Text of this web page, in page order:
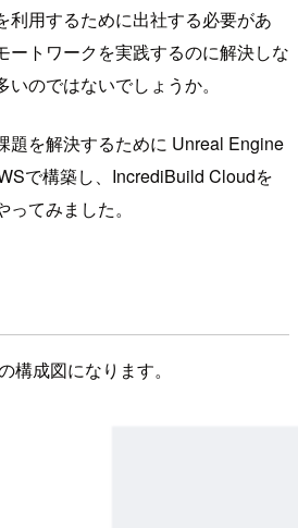
利用するために出社する必要があ
トワークを実践するのに解決しな
のではないでしょうか。
題を解決するために Unreal Engine
で構築し、IncrediBuild Cloudを
てみました。
構成図になります。